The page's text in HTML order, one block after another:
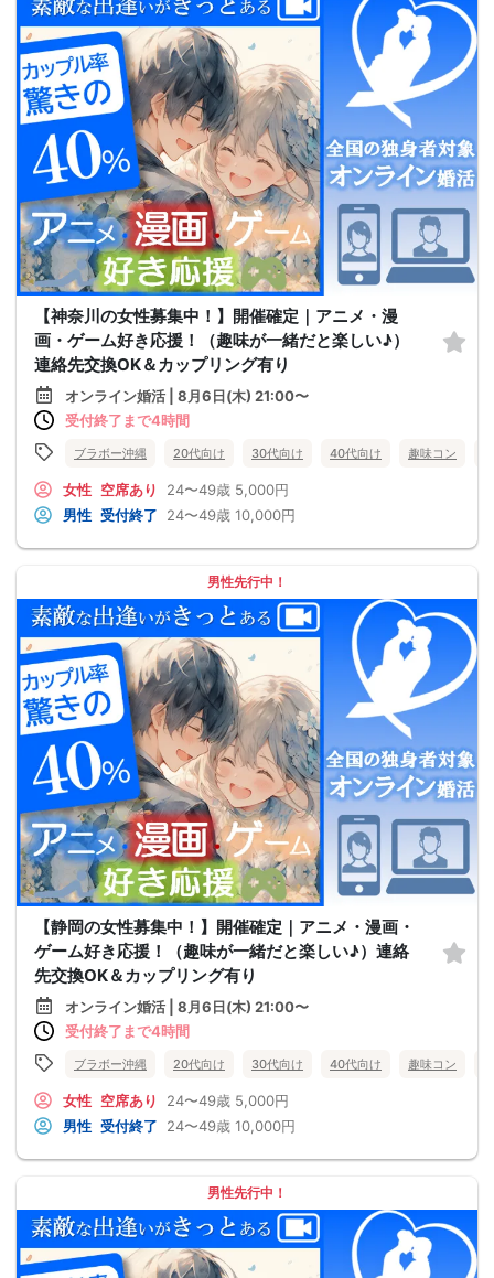
【神奈川の女性募集中！】開催確定｜アニメ・漫
画・ゲーム好き応援！（趣味が一緒だと楽しい♪）
連絡先交換OK＆カップリング有り
オンライン婚活 | 8月6日(木) 21:00〜
受付終了まで4時間
ブラボー沖縄 20代向け 30代向け 40代向け 趣味コン
女性 空席あり 24〜49歳 5,000円
男性 受付終了 24〜49歳 10,000円
男性先行中！
【静岡の女性募集中！】開催確定｜アニメ・漫画・
ゲーム好き応援！（趣味が一緒だと楽しい♪）連絡
先交換OK＆カップリング有り
オンライン婚活 | 8月6日(木) 21:00〜
受付終了まで4時間
ブラボー沖縄 20代向け 30代向け 40代向け 趣味コン
女性 空席あり 24〜49歳 5,000円
男性 受付終了 24〜49歳 10,000円
男性先行中！